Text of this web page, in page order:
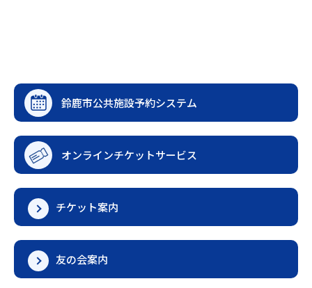
鈴鹿市公共施設予約システム
オンラインチケットサービス
チケット案内
友の会案内